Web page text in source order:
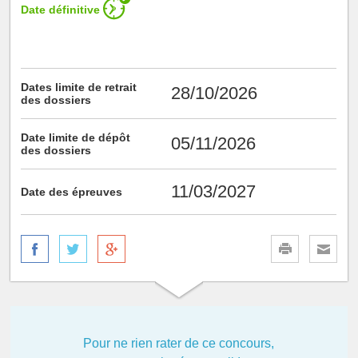
Date définitive
Dates limite de retrait
des dossiers
28/10/2026
Date limite de dépôt
des dossiers
05/11/2026
Date des épreuves 11/03/2027
Pour ne rien rater de ce concours,